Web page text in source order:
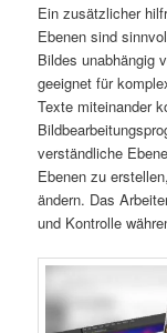
Ein zusätzlicher
Ebenen sind
Bildes unabhängig
geeignet für
Texte miteinander
verständliche
Ebenen zu
ändern. Das
und Kontrolle